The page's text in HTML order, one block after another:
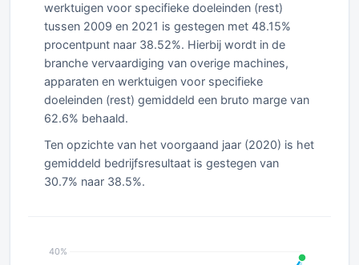
werktuigen voor specifieke doeleinden (rest)
tussen 2009 en 2021 is gestegen met 48.15%
procentpunt naar 38.52%. Hierbij wordt in de
branche vervaardiging van overige machines,
apparaten en werktuigen voor specifieke
doeleinden (rest) gemiddeld een bruto marge van
62.6% behaald.
Ten opzichte van het voorgaand jaar (2020) is het
gemiddeld bedrijfsresultaat is gestegen van
30.7% naar 38.5%.